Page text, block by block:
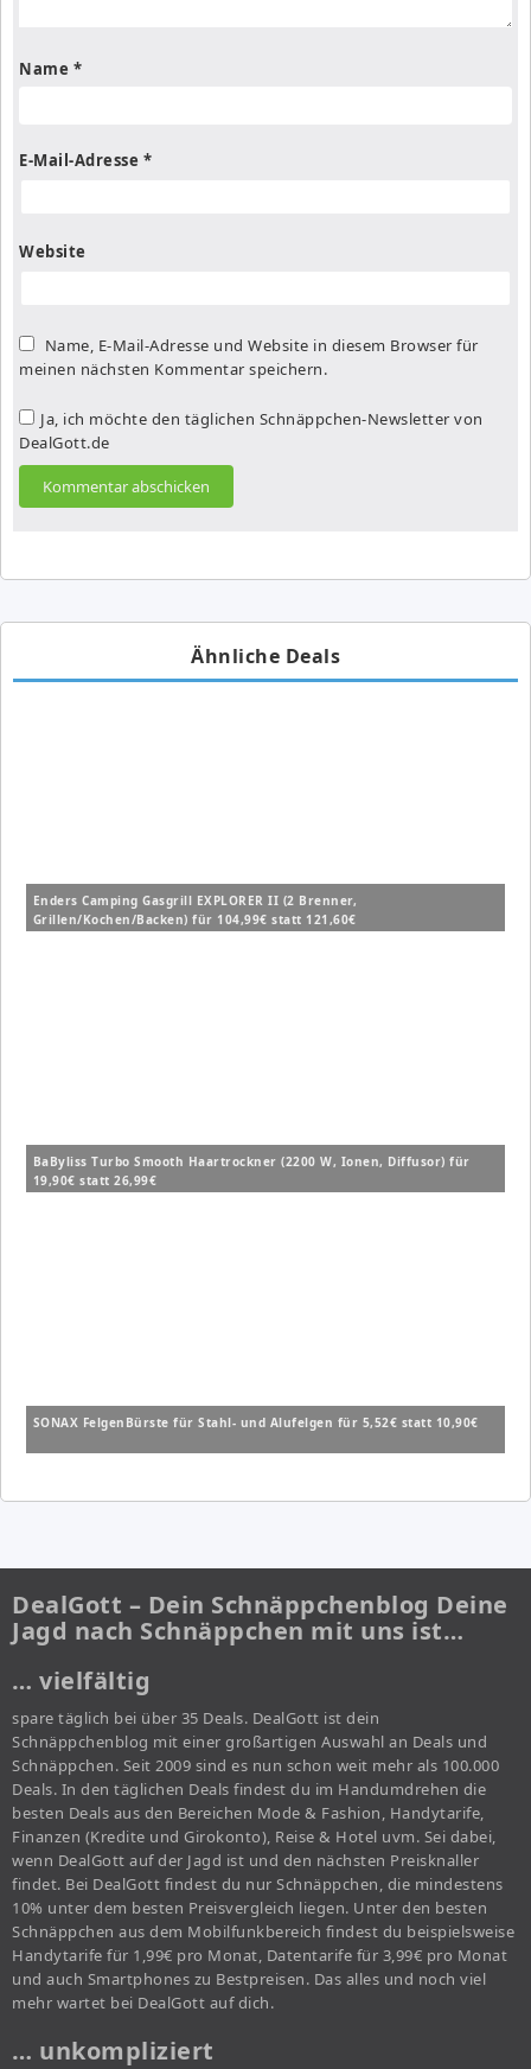
Name *
E-Mail-Adresse *
Website
Name, E-Mail-Adresse und Website in diesem Browser für
meinen nächsten Kommentar speichern.
Ja, ich möchte den täglichen Schnäppchen-Newsletter von
DealGott.de
Ähnliche Deals
Enders Camping Gasgrill EXPLORER II (2 Brenner,
Grillen/Kochen/Backen) für 104,99€ statt 121,60€
BaByliss Turbo Smooth Haartrockner (2200 W, Ionen, Diffusor) für
19,90€ statt 26,99€
SONAX FelgenBürste für Stahl- und Alufelgen für 5,52€ statt 10,90€
DealGott – Dein Schnäppchenblog Deine
Jagd nach Schnäppchen mit uns ist…
… vielfältig
spare täglich bei über 35 Deals. DealGott ist dein
Schnäppchenblog mit einer großartigen Auswahl an Deals und
Schnäppchen. Seit 2009 sind es nun schon weit mehr als 100.000
Deals. In den täglichen Deals findest du im Handumdrehen die
besten Deals aus den Bereichen Mode & Fashion, Handytarife,
Finanzen (Kredite und Girokonto), Reise & Hotel uvm. Sei dabei,
wenn DealGott auf der Jagd ist und den nächsten Preisknaller
findet. Bei DealGott findest du nur Schnäppchen, die mindestens
10% unter dem besten Preisvergleich liegen. Unter den besten
Schnäppchen aus dem Mobilfunkbereich findest du beispielsweise
Handytarife für 1,99€ pro Monat, Datentarife für 3,99€ pro Monat
und auch Smartphones zu Bestpreisen. Das alles und noch viel
mehr wartet bei DealGott auf dich.
… unkompliziert